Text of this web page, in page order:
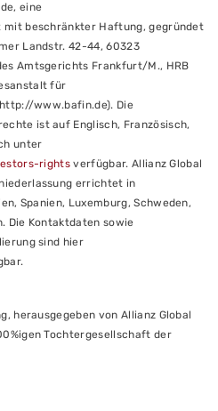
eine
beschränkter Haftung, gegründet
Landstr. 42-44, 60323
Amtsgerichts Frankfurt/M., HRB
für
www.bafin.de). Die
ist auf Englisch, Französisch,
unter
rights verfügbar. Allianz Global
errichtet in
Spanien, Luxemburg, Schweden,
Die Kontaktdaten sowie
sind hier
herausgegeben von Allianz Global
Tochtergesellschaft der